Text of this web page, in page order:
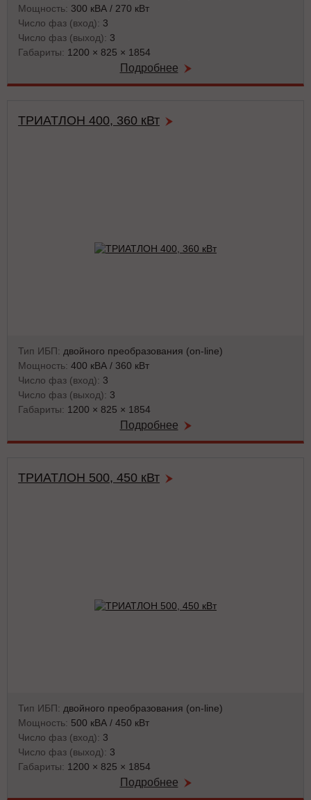
Мощность: 300 кВА / 270 кВт
Число фаз (вход): 3
Число фаз (выход): 3
Габариты: 1200 × 825 × 1854
Подробнее
ТРИАТЛОН 400, 360 кВт
Тип ИБП: двойного преобразования (on-line)
Мощность: 400 кВА / 360 кВт
Число фаз (вход): 3
Число фаз (выход): 3
Габариты: 1200 × 825 × 1854
Подробнее
ТРИАТЛОН 500, 450 кВт
Тип ИБП: двойного преобразования (on-line)
Мощность: 500 кВА / 450 кВт
Число фаз (вход): 3
Число фаз (выход): 3
Габариты: 1200 × 825 × 1854
Подробнее